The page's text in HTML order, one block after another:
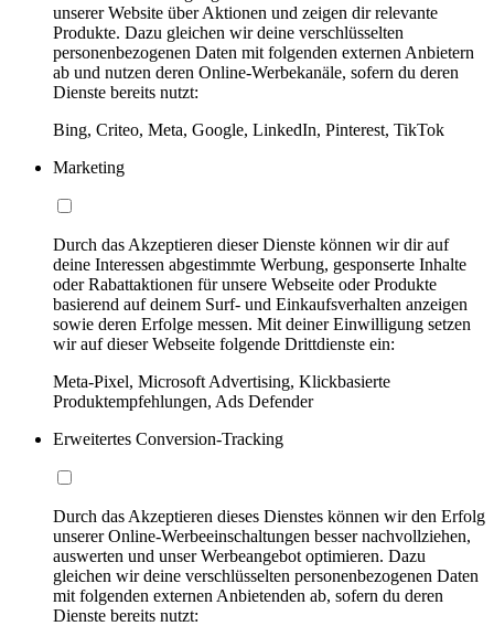
unserer Website über Aktionen und zeigen dir relevante
Produkte. Dazu gleichen wir deine verschlüsselten
personenbezogenen Daten mit folgenden externen Anbietern
ab und nutzen deren Online-Werbekanäle, sofern du deren
Dienste bereits nutzt:
Bing, Criteo, Meta, Google, LinkedIn, Pinterest, TikTok
Marketing
Durch das Akzeptieren dieser Dienste können wir dir auf
deine Interessen abgestimmte Werbung, gesponserte Inhalte
oder Rabattaktionen für unsere Webseite oder Produkte
basierend auf deinem Surf- und Einkaufsverhalten anzeigen
sowie deren Erfolge messen. Mit deiner Einwilligung setzen
wir auf dieser Webseite folgende Drittdienste ein:
Meta-Pixel, Microsoft Advertising, Klickbasierte
Produktempfehlungen, Ads Defender
Erweitertes Conversion-Tracking
Durch das Akzeptieren dieses Dienstes können wir den Erfolg
unserer Online-Werbeeinschaltungen besser nachvollziehen,
auswerten und unser Werbeangebot optimieren. Dazu
gleichen wir deine verschlüsselten personenbezogenen Daten
mit folgenden externen Anbietenden ab, sofern du deren
Dienste bereits nutzt: